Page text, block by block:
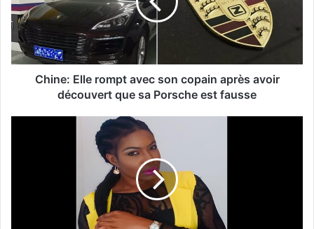
Chine: Elle rompt avec son copain après avoir
découvert que sa Porsche est fausse